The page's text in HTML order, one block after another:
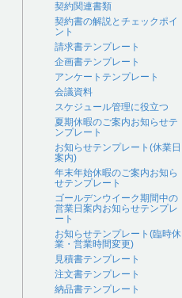
契約関連書類
契約書の解説とチェックポイ
ント
請求書テンプレート
企画書テンプレート
アンケートテンプレート
会議資料
スケジュール管理に役立つ
夏期休暇のご案内お知らせテ
ンプレート
お知らせテンプレート(休業日
案内)
年末年始休暇のご案内お知ら
せテンプレート
ゴールデンウイーク期間中の
営業日案内お知らせテンプレ
ート
お知らせテンプレート(臨時休
業・営業時間変更)
見積書テンプレート
注文書テンプレート
納品書テンプレート